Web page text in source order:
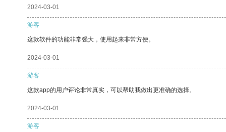
2024-03-01
游客
这款软件的功能非常强大，使用起来非常方便。
2024-03-01
游客
这款app的用户评论非常真实，可以帮助我做出更准确的选择。
2024-03-01
游客